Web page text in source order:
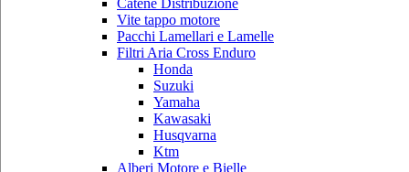
Vite tappo motore
Pacchi Lamellari e Lamelle
Filtri Aria Cross Enduro
Honda
Suzuki
Yamaha
Kawasaki
Husqvarna
Ktm
Alberi Motore e Bielle